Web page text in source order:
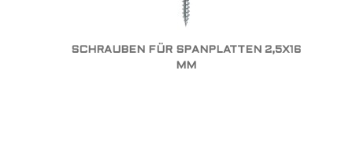
SCHRAUBEN FÜR SPANPLATTEN 2,5X16
MM